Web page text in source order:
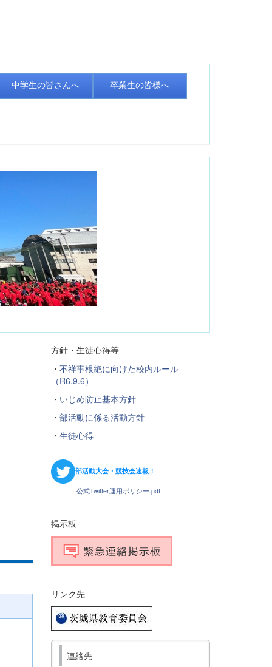
中学生の皆さんへ 卒業生の皆様へ
方針・生徒心得等
・ 不祥事根絶に向けた校内ルール
（R6.9.6）
・ いじめ防止基本方針
・ 部活動に係る活動方針
・ 生徒心得
部活動大会・競技会速報！
公式Twitter運用ポリシー.pdf
掲示板
リンク先
連絡先